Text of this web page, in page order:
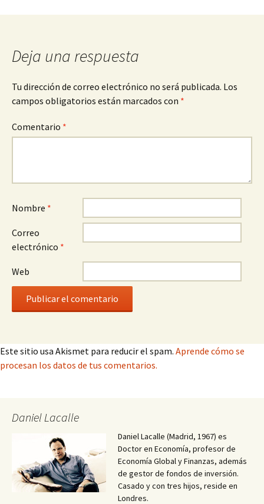
Deja una respuesta
Tu dirección de correo electrónico no será publicada. Los
campos obligatorios están marcados con *
Comentario *
Nombre *
Correo
electrónico *
Web
Este sitio usa Akismet para reducir el spam. Aprende cómo se
procesan los datos de tus comentarios.
Daniel Lacalle
Daniel Lacalle (Madrid, 1967) es
Doctor en Economía, profesor de
Economía Global y Finanzas, además
de gestor de fondos de inversión.
Casado y con tres hijos, reside en
Londres.